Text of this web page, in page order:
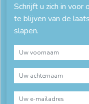
Schrijft u zich in voor
te blijven van de
slapen.